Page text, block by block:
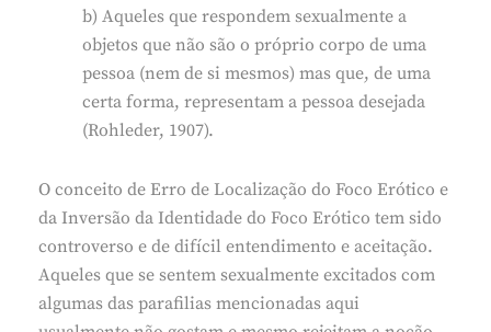
b) Aqueles que respondem sexualmente a
objetos que não são o próprio corpo de uma
pessoa (nem de si mesmos) mas que, de uma
certa forma, representam a pessoa desejada
(Rohleder, 1907).
O conceito de Erro de Localização do Foco Erótico e
da Inversão da Identidade do Foco Erótico tem sido
controverso e de difícil entendimento e aceitação.
Aqueles que se sentem sexualmente excitados com
algumas das parafilias mencionadas aqui